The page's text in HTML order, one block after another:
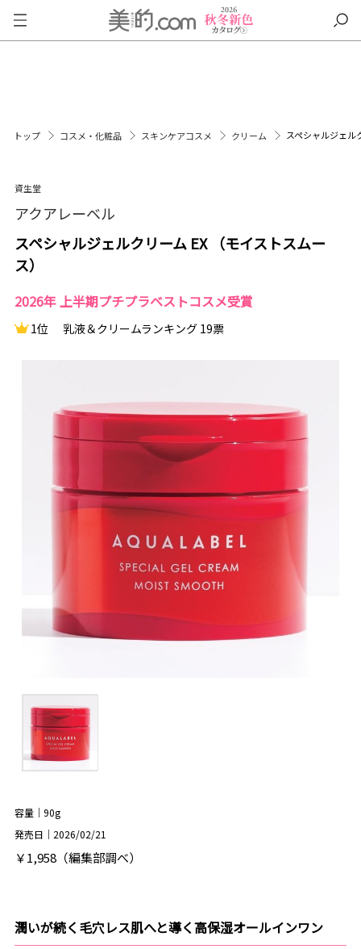
トップ コスメ・化粧品 スキンケアコスメ クリーム スペシャルジェル
資生堂
アクアレーベル
スペシャルジェルクリーム EX （モイストスムー
ス）
2026年 上半期プチプラベストコスメ受賞
1位 乳液＆クリームランキング 19票
容量｜90g
発売日｜2026/02/21
￥1,958（編集部調べ）
潤いが続く毛穴レス肌へと導く高保湿オールインワン